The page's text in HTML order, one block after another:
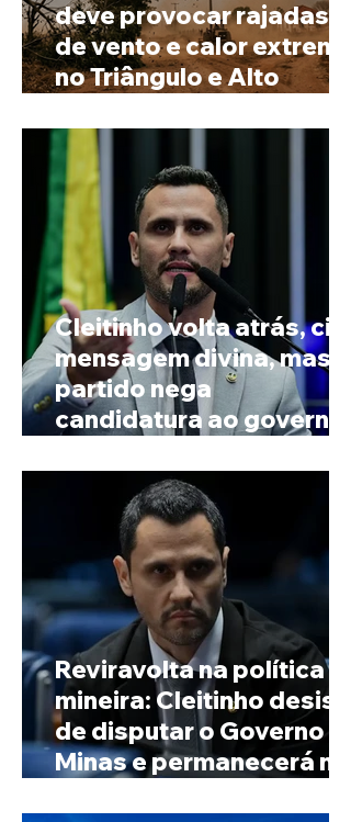
deve provocar rajadas
de vento e calor extremo
no Triângulo e Alto
Cleitinho volta atrás, cita
mensagem divina, mas
partido nega
candidatura ao governo
Reviravolta na política
mineira: Cleitinho desiste
de disputar o Governo de
Minas e permanecerá no